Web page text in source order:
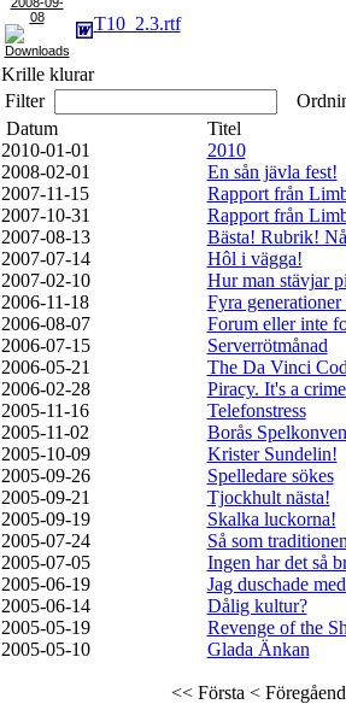
08
T10_2.3.rtf
Krille klurar
Filter
Datum
Titel
2010-01-01
2010
2008-02-01
En sån jävla fest!
2007-11-15
Rapport från
2007-10-31
Rapport från
2007-08-13
Bästa! Rubrik!
2007-07-14
Hôl i vägga!
2007-02-10
Hur man stävjar
2006-11-18
Fyra
2006-08-07
Forum eller inte
2006-07-15
Serverrötmånad
2006-05-21
The Da Vinci
2006-02-28
Piracy. It's a
2005-11-16
Telefonstress
2005-11-02
Borås
2005-10-09
Krister Sundelin!
2005-09-26
Spelledare sökes
2005-09-21
Tjockhult nästa!
2005-09-19
Skalka luckorna!
2005-07-24
Så som
2005-07-05
Ingen har det så
2005-06-19
Jag duschade
2005-06-14
Dålig kultur?
2005-05-19
Revenge of the
2005-05-10
Glada Änkan
<< Första <